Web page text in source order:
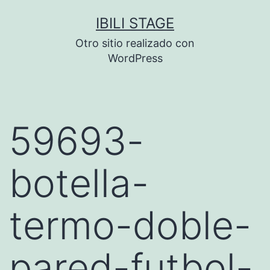
IBILI STAGE
Otro sitio realizado con
WordPress
59693-
botella-
termo-doble-